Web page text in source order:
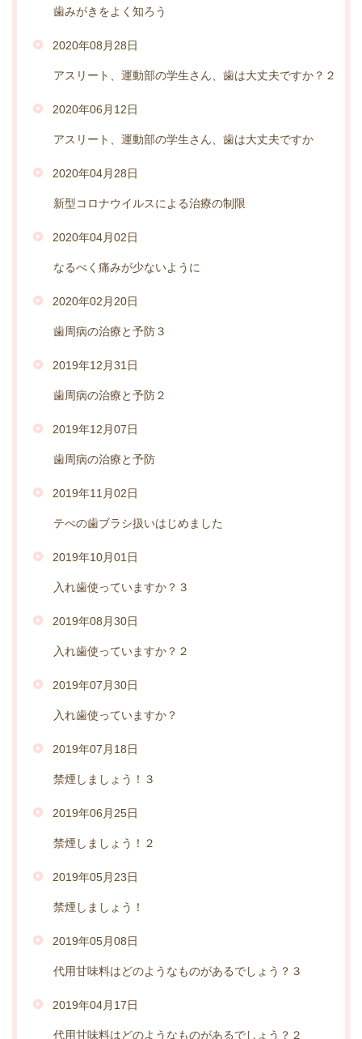
歯みがきをよく知ろう
2020年08月28日
アスリート、運動部の学生さん、歯は大丈夫ですか？２
2020年06月12日
アスリート、運動部の学生さん、歯は大丈夫ですか
2020年04月28日
新型コロナウイルスによる治療の制限
2020年04月02日
なるべく痛みが少ないように
2020年02月20日
歯周病の治療と予防３
2019年12月31日
歯周病の治療と予防２
2019年12月07日
歯周病の治療と予防
2019年11月02日
テぺの歯ブラシ扱いはじめました
2019年10月01日
入れ歯使っていますか？３
2019年08月30日
入れ歯使っていますか？２
2019年07月30日
入れ歯使っていますか？
2019年07月18日
禁煙しましょう！３
2019年06月25日
禁煙しましょう！２
2019年05月23日
禁煙しましょう！
2019年05月08日
代用甘味料はどのようなものがあるでしょう？３
2019年04月17日
代用甘味料はどのようなものがあるでしょう？２